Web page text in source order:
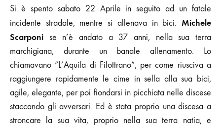
Si è spento sabato 22 Aprile in seguito ad un fatale
incidente stradale, mentre si allenava in bici. Michele
Scarponi se n’è andato a 37 anni, nella sua terra
marchigiana, durante un banale allenamento. Lo
chiamavano “L’Aquila di Filottrano”, per come riusciva a
raggiungere rapidamente le cime in sella alla sua bici,
agile, elegante, per poi fiondarsi in picchiata nelle discese
staccando gli avversari. Ed è stata proprio una discesa a
stroncare la sua vita, proprio nella sua terra natia, e